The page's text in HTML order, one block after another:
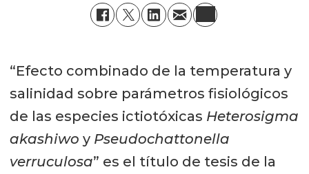
“Efecto combinado de la temperatura y
salinidad sobre parámetros fisiológicos
de las especies ictiotóxicas Heterosigma
akashiwo y Pseudochattonella
verruculosa” es el título de tesis de la